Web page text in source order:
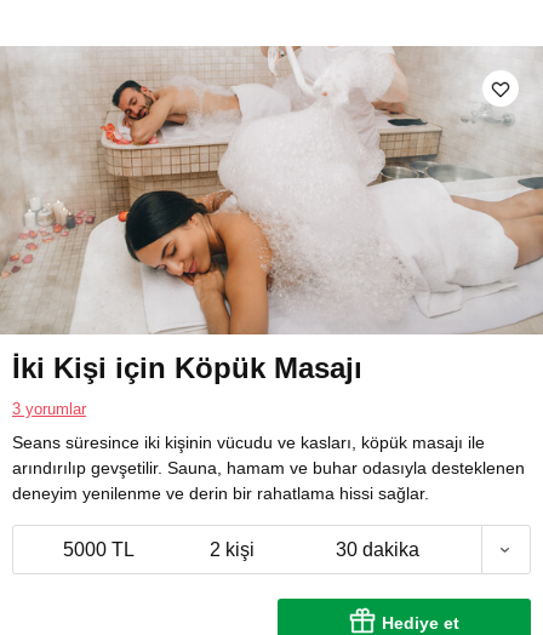
İki Kişi için Köpük Masajı
3 yorumlar
Seans süresince iki kişinin vücudu ve kasları, köpük masajı ile
arındırılıp gevşetilir. Sauna, hamam ve buhar odasıyla desteklenen
deneyim yenilenme ve derin bir rahatlama hissi sağlar.
5000 TL 2 kişi 30 dakika
Hediye et